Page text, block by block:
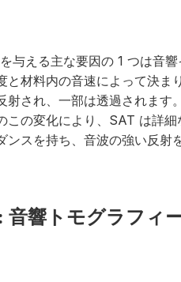
与える主な要因の 1 つは音
と材料内の音速によって決
され、一部は透過されます。
この変化により、SAT は詳
ンスを持ち、音波の強い反
響トモグラフィ